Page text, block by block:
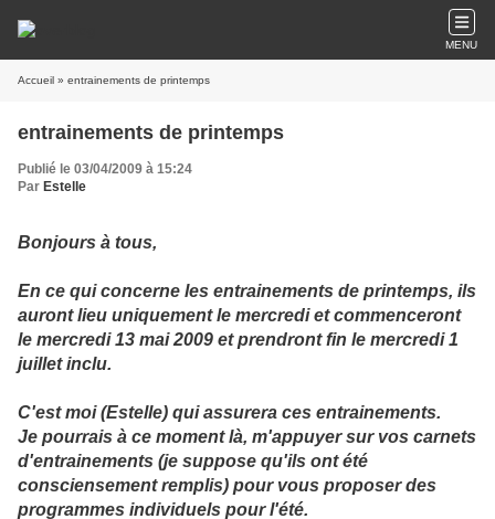
MENU
Accueil » entrainements de printemps
entrainements de printemps
Publié le 03/04/2009 à 15:24
Par Estelle
Bonjours à tous,
En ce qui concerne les entrainements de printemps, ils
auront lieu uniquement le mercredi et commenceront
le mercredi 13 mai 2009 et prendront fin le mercredi 1
juillet inclu.
C'est moi (Estelle) qui assurera ces entrainements.
Je pourrais à ce moment là, m'appuyer sur vos carnets
d'entrainements (je suppose qu'ils ont été
consciensement remplis) pour vous proposer des
programmes individuels pour l'été.